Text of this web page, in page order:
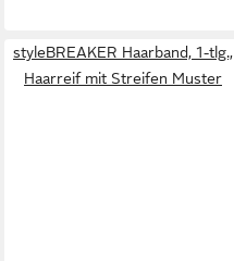
styleBREAKER Haarband, 1-tlg.,
Haarreif mit Streifen Muster